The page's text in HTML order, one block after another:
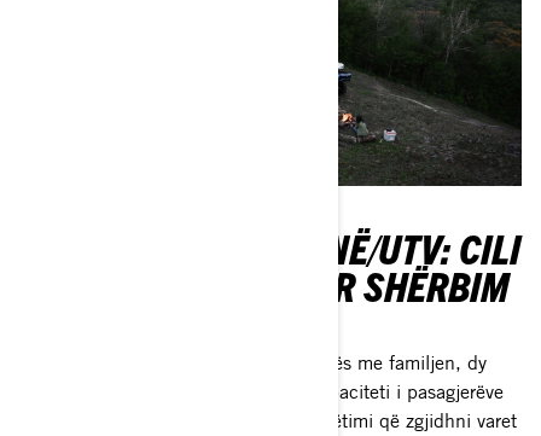
ATV OSE ANË PËR ANË/UTV: CILI
ËSHTË MË I MIRË PËR SHËRBIM
Kur planifikoni një përvojë jashtë rrugës me familjen, dy
gjërat që dëshironi të kërkoni janë kapaciteti i pasagjerëve
dhe siguria e automjetit. Së pari, udhëtimi që zgjidhni varet